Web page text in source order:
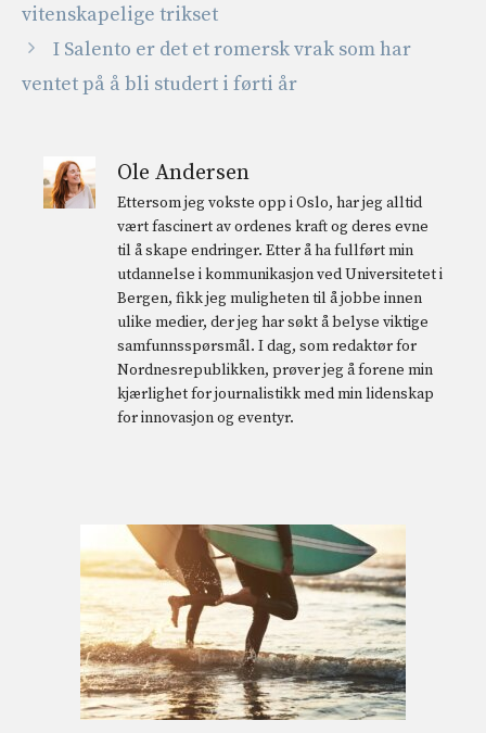
vitenskapelige trikset
I Salento er det et romersk vrak som har
ventet på å bli studert i førti år
Ole Andersen
Ettersom jeg vokste opp i Oslo, har jeg alltid
vært fascinert av ordenes kraft og deres evne
til å skape endringer. Etter å ha fullført min
utdannelse i kommunikasjon ved Universitetet i
Bergen, fikk jeg muligheten til å jobbe innen
ulike medier, der jeg har søkt å belyse viktige
samfunnsspørsmål. I dag, som redaktør for
Nordnesrepublikken, prøver jeg å forene min
kjærlighet for journalistikk med min lidenskap
for innovasjon og eventyr.